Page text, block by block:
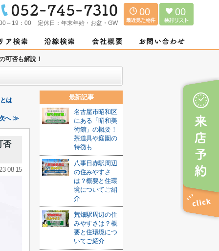
～19：00 定休日： 年末年始・お盆・GW
00 00
可否も解説！
は
へ ≫
否
08-15
最新記事
名古屋市昭和区
にある「昭和美
術館」の概要！
茶道具や庭園の
特徴も...
八事日赤駅周辺
の住みやすさ
は？概要と住環
境についてご紹
介
荒畑駅周辺の住
みやすさは？概
要と住環境につ
いてご紹介